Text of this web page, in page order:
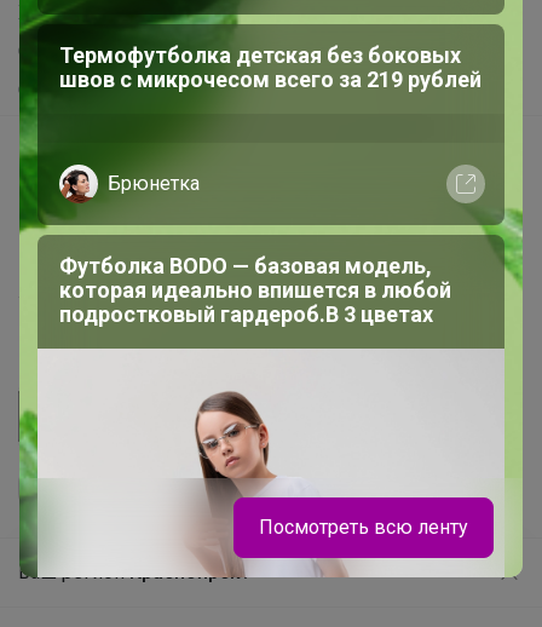
Ваш регионКрасноярск?
Хиты продаж
Самое желанное
Самое быстрое
Начать зарабатывать с 24-ok
Picabox.ru - Лучшее место для ваших изображений
Розыгрыш - Генератор случайных чисел
Пульс нашего маркетплейса
Укорачиватель ссылок
Термофутболка детская без боковых
швов с микрочесом всего за 219 рублей
Брюнетка
Футболка BODO — базовая модель,
которая идеально впишется в любой
подростковый гардероб.В 3 цветах
Посмотреть всю ленту
Продолжая использовать этот сайт и нажимая кнопку